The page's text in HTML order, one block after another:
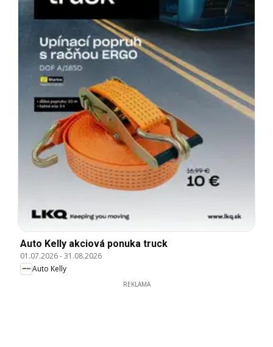
Auto Kelly akciová ponuka truck
01.07.2026-31.08.2026
Auto Kelly
REKLAMA